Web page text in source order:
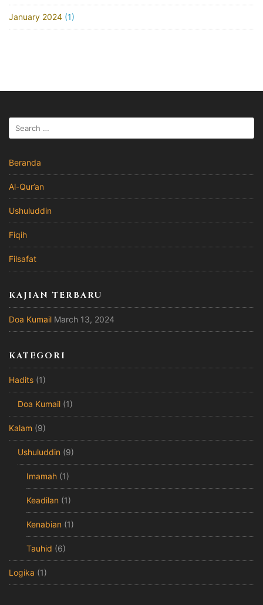
January 2024 (1)
Beranda
Al-Qur’an
Ushuluddin
Fiqih
Filsafat
KAJIAN TERBARU
Doa Kumail March 13, 2024
KATEGORI
Hadits (1)
Doa Kumail (1)
Kalam (9)
Ushuluddin (9)
Imamah (1)
Keadilan (1)
Kenabian (1)
Tauhid (6)
Logika (1)